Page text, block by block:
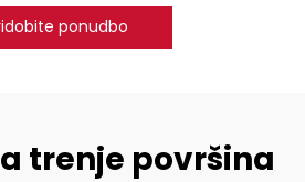
ponudbo
trenje površina